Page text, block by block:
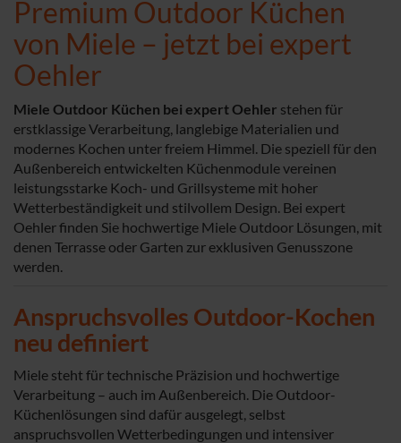
Premium Outdoor Küchen
von Miele – jetzt bei expert
Oehler
Miele Outdoor Küchen bei expert Oehler stehen für
erstklassige Verarbeitung, langlebige Materialien und
modernes Kochen unter freiem Himmel. Die speziell für den
Außenbereich entwickelten Küchenmodule vereinen
leistungsstarke Koch- und Grillsysteme mit hoher
Wetterbeständigkeit und stilvollem Design. Bei expert
Oehler finden Sie hochwertige Miele Outdoor Lösungen, mit
denen Terrasse oder Garten zur exklusiven Genusszone
werden.
Anspruchsvolles Outdoor-Kochen
neu definiert
Miele steht für technische Präzision und hochwertige
Verarbeitung – auch im Außenbereich. Die Outdoor-
Küchenlösungen sind dafür ausgelegt, selbst
anspruchsvollen Wetterbedingungen und intensiver